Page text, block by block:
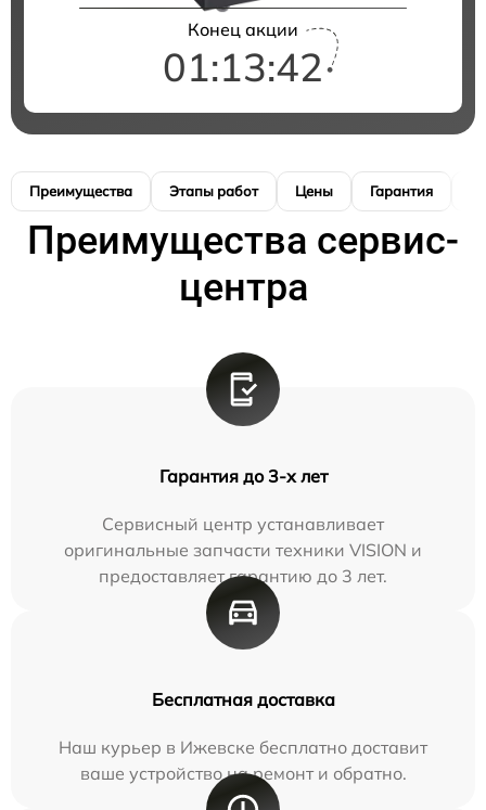
Конец акции
01:13:40
Преимущества Этапы работ Цены Гарантия
Преимущества сервис-
центра
Гарантия до 3-х лет
Сервисный центр устанавливает
оригинальные запчасти техники VISION и
предоставляет гарантию до 3 лет.
Бесплатная доставка
Наш курьер в Ижевске бесплатно доставит
ваше устройство на ремонт и обратно.